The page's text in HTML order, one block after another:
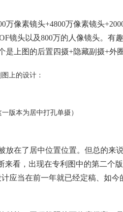
万像素镜头+4800万像素镜头
镜头以及800万的人像镜头。有
上图的后置四摄+隐藏副摄+外
上的设计：
版本为居中打孔单摄）
放在了居中位置位置。但总的来
来看，出现在专利图中的第二个
应当在前一年就已经定稿、如今